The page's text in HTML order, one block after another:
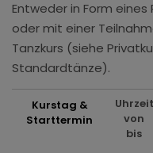
Entweder in Form
oder mit einer
Tanzkurs (siehe
Standardtänze).
Kurstag &
Starttermin
Uhrzeit
von
bis